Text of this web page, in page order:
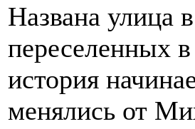
Названа улица
переселенных
история
менялись от